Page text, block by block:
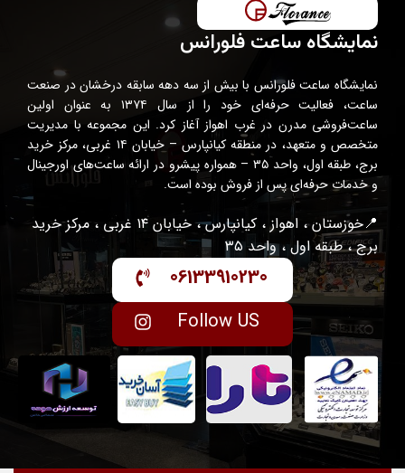
نمایشگاه ساعت فلورانس
نمایشگاه ساعت فلورانس با بیش از سه دهه سابقه درخشان در صنعت
ساعت، فعالیت حرفه‌ای خود را از سال ۱۳۷۴ به عنوان اولین
ساعت‌فروشی مدرن در غرب اهواز آغاز کرد. این مجموعه با مدیریت
متخصص و متعهد، در منطقه کیانپارس – خیابان ۱۴ غربی، مرکز خرید
برج، طبقه اول، واحد ۳۵ – همواره پیشرو در ارائه ساعت‌های اورجینال
و خدمات حرفه‌ای پس از فروش بوده است.
📍خوزستان ، اهواز ، کیانپارس ، خیابان ۱۴ غربی ، مرکز خرید
برج ، طبقه اول ، واحد ۳۵
06133910230
Follow US